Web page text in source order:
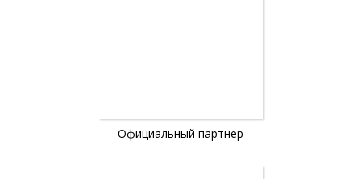
Официальный партнер